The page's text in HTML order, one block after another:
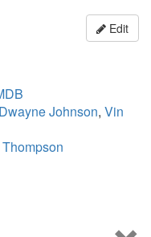
Edit
Dwayne Johnson, Vin